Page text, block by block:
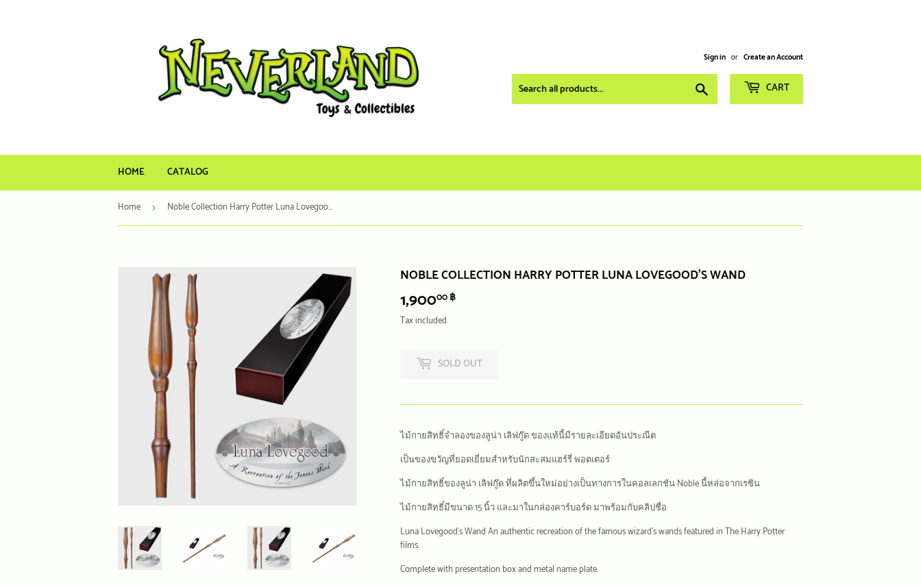
Sign in or Create an Account
CART
HOME CATALOG
Home › Noble Collection Harry Potter Luna Lovegood's Wand
NOBLE COLLECTION HARRY POTTER LUNA LOVEGOOD'S WAND
1,90000 ฿
Tax included.
SOLD OUT
ไม้กายสิทธิ์จำลองของลูน่า เลิฟกู๊ด ของแท้นี้มีรายละเอียดอันประณีต
เป็นของขวัญที่ยอดเยี่ยมสำหรับนักสะสมแฮร์รี่ พอตเตอร์
ไม้กายสิทธิ์ของลูน่า เลิฟกู๊ด ที่ผลิตขึ้นใหม่อย่างเป็นทางการในคอลเลกชัน Noble นี้หล่อจากเรซิน
ไม้กายสิทธิ์มีขนาด 15 นิ้ว และมาในกล่องคาร์บอร์ด มาพร้อมกับคลิปชื่อ
Luna Lovegood's Wand An authentic recreation of the famous wizard's wands featured in The Harry Potter
films.
Complete with presentation box and metal name plate.